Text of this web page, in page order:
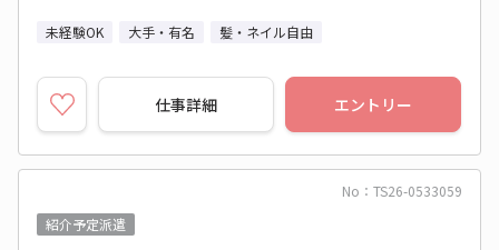
未経験OK 大手・有名 髪・ネイル自由
仕事詳細 エントリー
No：TS26-0533059
紹介予定派遣